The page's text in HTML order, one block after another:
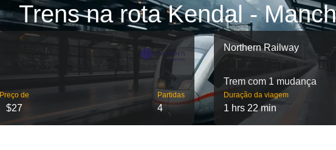
Trens na rota Kendal -
Preço de
$27
Partidas
4
Northern Railway
Trem com 1 mudança
Duração da viagem
1 hrs 22 min